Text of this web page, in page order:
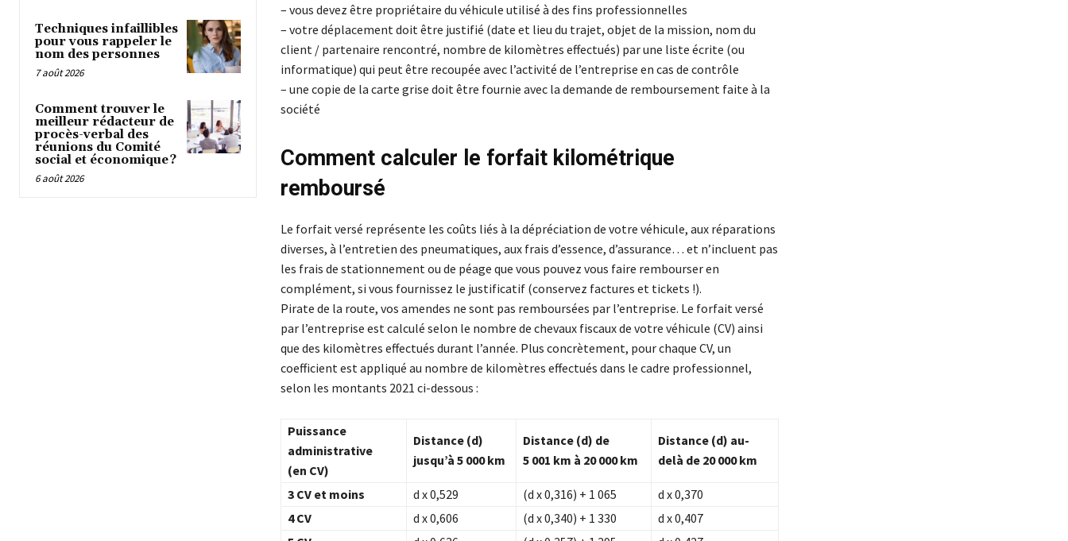
Techniques infaillibles
pour vous rappeler le
nom des personnes
7 août 2026
Comment trouver le
meilleur rédacteur de
procès-verbal des
réunions du Comité
social et économique ?
6 août 2026
– vous devez être propriétaire du véhicule utilisé à des fins professionnelles
– votre déplacement doit être justifié (date et lieu du trajet, objet de la mission, nom du
client / partenaire rencontré, nombre de kilomètres effectués) par une liste écrite (ou
informatique) qui peut être recoupée avec l’activité de l’entreprise en cas de contrôle
– une copie de la carte grise doit être fournie avec la demande de remboursement faite à la
société
Comment calculer le forfait kilométrique
remboursé
Le forfait versé représente les coûts liés à la dépréciation de votre véhicule, aux réparations
diverses, à l’entretien des pneumatiques, aux frais d’essence, d’assurance… et n’incluent pas
les frais de stationnement ou de péage que vous pouvez vous faire rembourser en
complément, si vous fournissez le justificatif (conservez factures et tickets !).
Pirate de la route, vos amendes ne sont pas remboursées par l’entreprise. Le forfait versé
par l’entreprise est calculé selon le nombre de chevaux fiscaux de votre véhicule (CV) ainsi
que des kilomètres effectués durant l’année. Plus concrètement, pour chaque CV, un
coefficient est appliqué au nombre de kilomètres effectués dans le cadre professionnel,
selon les montants 2021 ci-dessous :
Puissance
administrative
(en CV)
Distance (d)
jusqu’à 5 000 km
Distance (d) de
5 001 km à 20 000 km
Distance (d) au-
delà de 20 000 km
3 CV et moins d x 0,529 (d x 0,316) + 1 065
d x 0,370
4 CV
d x 0,606 (d x 0,340) + 1 330
d x 0,407